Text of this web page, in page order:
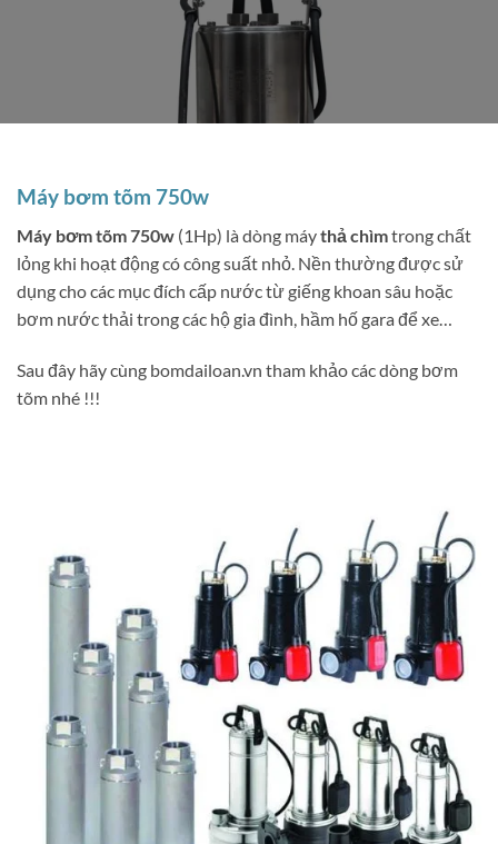
Máy bơm tõm 750w
Máy bơm tõm 750w (1Hp) là dòng máythả chìmtrong chất
lỏng khi hoạt động có công suất nhỏ. Nền thường được sử
dụng cho các mục đích cấp nước từ giếng khoan sâu hoặc
bơm nước thải trong các hộ gia đình, hầm hố gara để xe…
Sau đây hãy cùng bomdailoan.vn tham khảo các dòng bơm
tõm nhé !!!